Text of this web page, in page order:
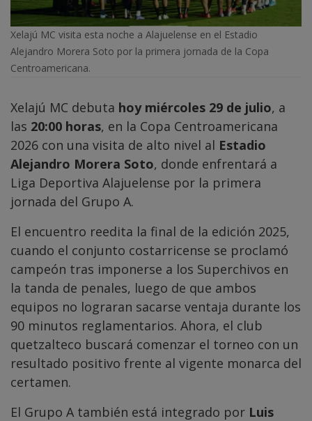
Xelajú MC visita esta noche a Alajuelense en el Estadio
Alejandro Morera Soto por la primera jornada de la Copa
Centroamericana.
Xelajú MC debuta hoy miércoles 29 de julio, a
las 20:00 horas, en la Copa Centroamericana
2026 con una visita de alto nivel al Estadio
Alejandro Morera Soto, donde enfrentará a
Liga Deportiva Alajuelense por la primera
jornada del Grupo A.
El encuentro reedita la final de la edición 2025,
cuando el conjunto costarricense se proclamó
campeón tras imponerse a los Superchivos en
la tanda de penales, luego de que ambos
equipos no lograran sacarse ventaja durante los
90 minutos reglamentarios. Ahora, el club
quetzalteco buscará comenzar el torneo con un
resultado positivo frente al vigente monarca del
certamen.
El Grupo A también está integrado por Luis